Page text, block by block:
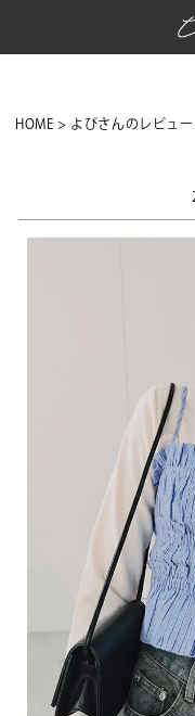
HOME よぴさんのレビュー